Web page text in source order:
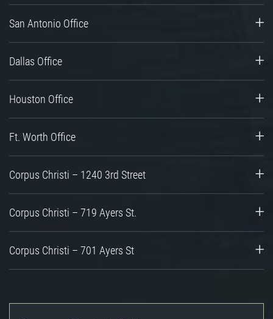
San Antonio Office
Dallas Office
Houston Office
Ft. Worth Office
Corpus Christi – 1240 3rd Street
Corpus Christi – 719 Ayers St.
Corpus Christi – 701 Ayers St